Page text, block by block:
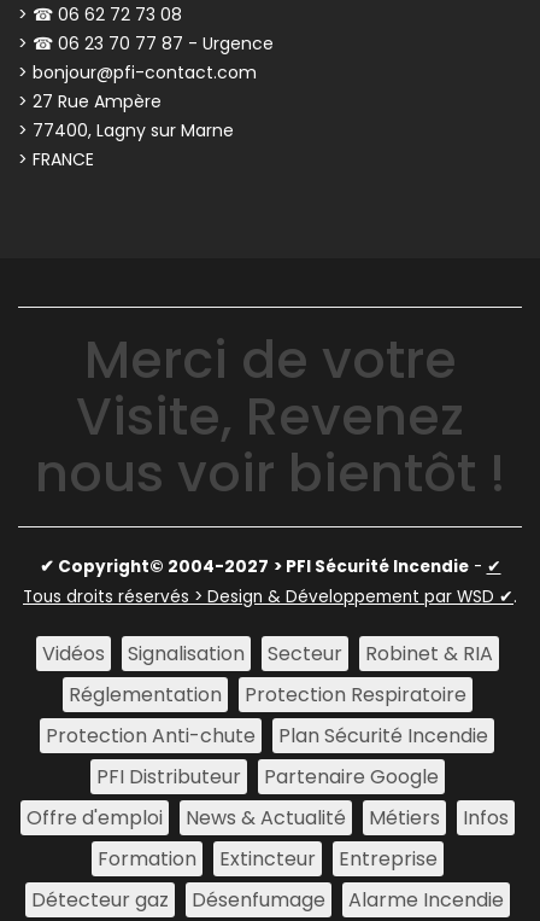
> ☎ 06 62 72 73 08
> ☎ 06 23 70 77 87 - Urgence
> bonjour@pfi-contact.com
> 27 Rue Ampère
> 77400, Lagny sur Marne
> FRANCE
Merci de votre
Visite, Revenez
nous voir bientôt !
✔ Copyright© 2004-2027 > PFI Sécurité Incendie- ✔
Tous droits réservés > Design & Développement par WSD ✔.
Vidéos Signalisation Secteur
Robinet & RIA
Réglementation
Protection Respiratoire
Protection Anti-chute
Plan Sécurité Incendie
PFI Distributeur
Partenaire Google
Offre d'emploi
News & Actualité Métiers
Infos
Formation
Extincteur
Entreprise
Détecteur gaz
Désenfumage Alarme Incendie